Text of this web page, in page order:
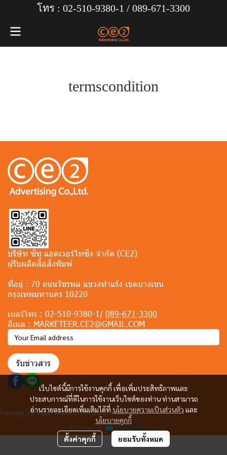
โทร : 02-510-9380-1 / 089-671-3300
termscondition
เว็บไซต์นี้มีการใช้งานคุกกี้ เพื่อเพิ่มประสิทธิภาพและ
ประสบการณ์ที่ดีในการใช้งานเว็บไซต์ของท่าน ท่านสามารถ
อ่านรายละเอียดเพิ่มเติมได้ที่ นโยบายความเป็นส่วนตัว และ
นโยบายคุกกี้
ตั้งค่าคุกกี้ ยอมรับทั้งหมด
บริษัท ซีทู แอดเวอร์ไทซิ่ง จำกัด (CE2)
ผู้รับผลิตสื่อสิ่งพิมพ์
ที่อยู่ : 70 ถนนวัชรพล แขวงทำแร้ง เขตบางเขน
กรุงเทพมหานคร 10220
เบอร์โทร : 02-510-9380-1/ 089-671-3300
อีเมล : MARKETEER.CE2@GMAIL.COM
รับข่าวสาร
Copyright | All Rights Reserved | Powered by ce2ads.com
Powered By MakeWebEasy